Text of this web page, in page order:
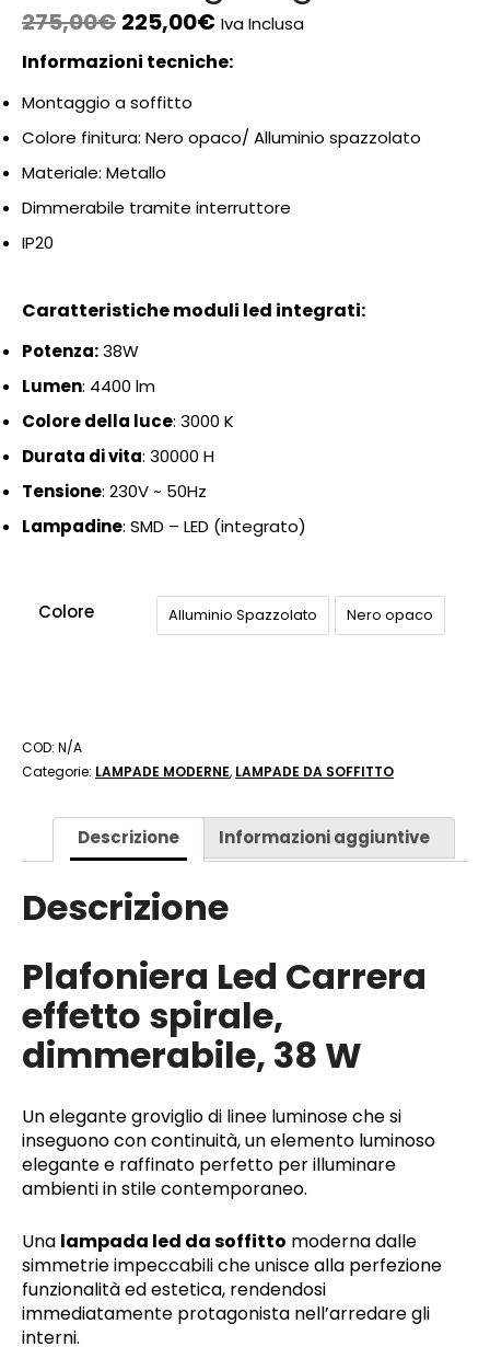
275,00€ 225,00€ Iva Inclusa
Informazioni tecniche:
Montaggio a soffitto
Colore finitura: Nero opaco/ Alluminio spazzolato
Materiale: Metallo
Dimmerabile tramite interruttore
IP20
Caratteristiche moduli led integrati:
Potenza:38W
Lumen: 4400 lm
Colore della luce: 3000 K
Durata di vita: 30000 H
Tensione: 230V ~ 50Hz
Lampadine: SMD – LED (integrato)
Colore Alluminio Spazzolato Nero opaco
COD: N/A
Categorie: LAMPADE MODERNE, LAMPADE DA SOFFITTO
Descrizione Informazioni aggiuntive
Descrizione
Plafoniera Led Carrera
effetto spirale,
dimmerabile, 38 W
Un elegante groviglio di linee luminose che si
inseguono con continuità, un elemento luminoso
elegante e raffinato perfetto per illuminare
ambienti in stile contemporaneo.
Una lampada led da soffitto moderna dalle
simmetrie impeccabili che unisce alla perfezione
funzionalità ed estetica, rendendosi
immediatamente protagonista nell’arredare gli
interni.